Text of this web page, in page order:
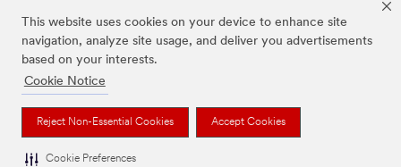
This website uses cookies on your device to enhance site
navigation, analyze site usage, and deliver you advertisements
based on your interests.
Cookie Notice
Reject Non-Essential Cookies Accept Cookies
Cookie Preferences
3M, Post-it® og farven Canary Yellow™ er varemærker tilhørende 3M.